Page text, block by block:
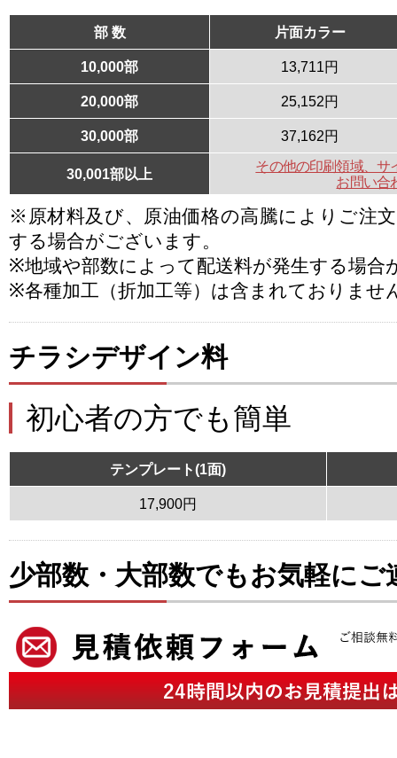
部 数 片面カラー
10,000部 13,711円
20,000部 25,152円
30,000部 37,162円
30,001部以上
その他の印刷領域、サ
お問い合
※原材料及び、原油価格の高騰によりご注
する場合がございます。
※地域や部数によって配送料が発生する場合
※各種加工（折加工等）は含まれておりませ
チラシデザイン料
初心者の方でも簡単
テンプレート(1面)
17,900円
少部数・大部数でもお気軽にご